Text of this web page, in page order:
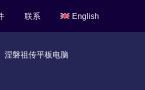
联系 English
涅磐祖传平板电脑